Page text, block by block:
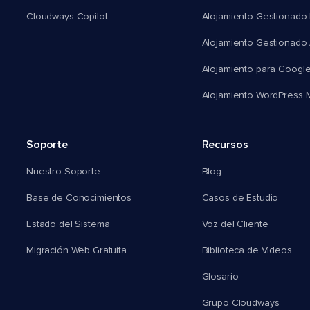
Cloudways Copilot Alojamiento Gestionado
Alojamiento Gestionado
Alojamiento para
Alojamiento WordPress
Soporte
Nuestro Soporte
Base de Conocimientos
Estado del Sistema
Migración Web Gratuita
Recursos
Blog
Casos de Estudio
Voz del Cliente
Biblioteca de Videos
Glosario
Grupo Cloudways